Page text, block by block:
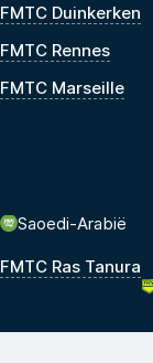
FMTC Duinkerken
FMTC Rennes
FMTC Marseille
Saoedi-Arabië
FMTC Ras Tanura